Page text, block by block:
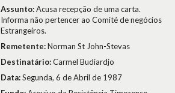
Assunto:Acusa recepção de uma carta.
Informa não pertencer ao Comité de negócios
Estrangeiros.
Remetente:Norman St John-Stevas
Destinatário:Carmel Budiardjo
Data:Segunda, 6 de Abril de 1987